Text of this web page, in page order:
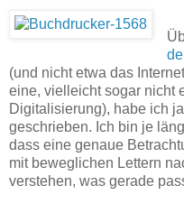
(und nicht etwa das
eine, vielleicht sogar nicht
Digitalisierung), habe ich
geschrieben. Ich bin je
dass eine genaue
mit beweglichen Lettern
verstehen, was gerade